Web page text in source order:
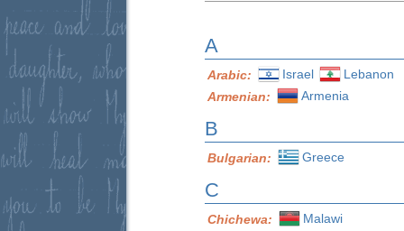
A
Arabic: Israel
Lebanon
Armenian:
Armenia
B
Bulgarian: Greece
C
Chichewa:
Malawi